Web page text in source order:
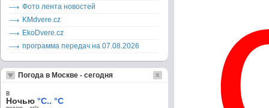
Фото лента новостей
KMdvere.cz
EkoDvere.cz
программа передач на 07.08.2026
Погода в Москве - сегодня
в
Ночью °C.. °C